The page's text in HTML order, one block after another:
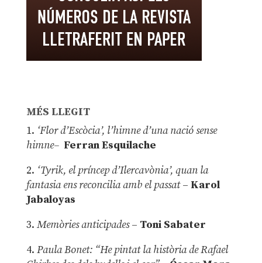
MÉS LLEGIT
1. ‘Flor d’Escòcia’, l’himne d’una nació sense
himne– Ferran Esquilache
2. ‘Tyrik, el príncep d’Ilercavònia’, quan la
fantasia ens reconcilia amb el passat– Karol
Jabaloyas
3. Memòries anticipades– Toni Sabater
4. Paula Bonet: “He pintat la història de Rafael